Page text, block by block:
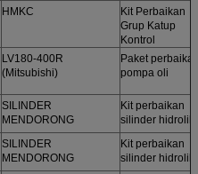
HMKC
Kit Perbaikan
Grup Katup
Kontrol
LV180-400R
(Mitsubishi)
Paket
pompa oli
SILINDER
MENDORONG
Kit perbaikan
silinder hidrolik
SILINDER
MENDORONG
Kit perbaikan
silinder hidrolik